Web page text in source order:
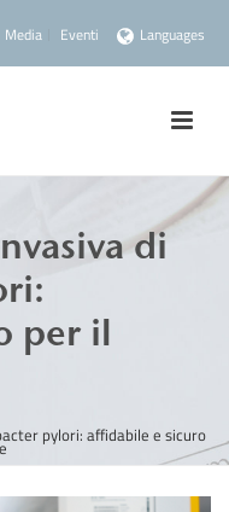
Media Eventi Languages
di
per il
pylori: affidabile e sicuro